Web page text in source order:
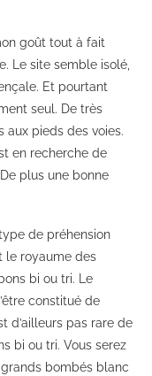
goût tout à fait
Le site semble isolé,
Et pourtant
seul. De très
aux pieds des voies.
en recherche de
plus une bonne
de préhension
le royaume des
bi ou tri. Le
constitué de
d’ailleurs pas rare de
bi ou tri. Vous serez
bombés blanc